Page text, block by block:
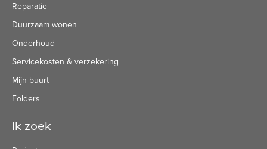
Reparatie
Duurzaam wonen
Onderhoud
Servicekosten & verzekering
Mijn buurt
Folders
Ik zoek